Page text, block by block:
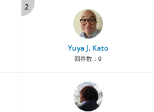
2
Yuya J. Kato
回答数： 0